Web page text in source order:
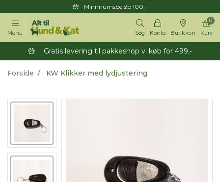
Minimumsbeløb 100,-
Menu Søg Konto Butikken Kurv
0
Gratis levering til pakkeshop v. køb for 499,-
Forside KW Klikker med lydjustering.